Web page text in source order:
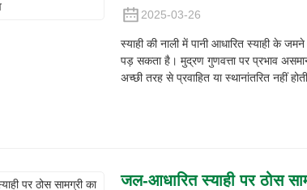
2025-03-26
स्याही की नाली में पानी आधारित स्याही के
पड़ सकता है। मुद्रण गुणवत्ता पर प्रभाव
अच्छी तरह से प्रवाहित या स्थानांतरित नहीं
जल-आधारित स्याही पर ठोस